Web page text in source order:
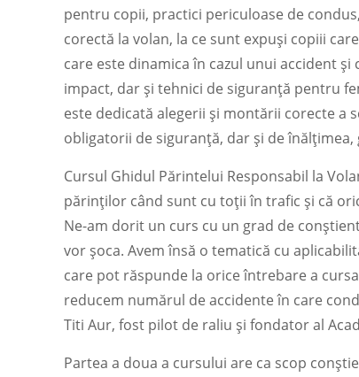
pentru copii, practici periculoase de
corectă la volan, la ce sunt expuși copiii
care este dinamica în cazul unui accident
impact, dar și tehnici de siguranță pentru
este dedicată alegerii și montării corecte a
obligatorii de siguranță, dar și de
Cursul Ghidul Părintelui Responsabil la
părinților când sunt cu toții în trafic și că
Ne-am dorit un curs cu un grad de
vor șoca. Avem însă o tematică cu
care pot răspunde la orice întrebare a
reducem numărul de accidente în care
Titi Aur, fost pilot de raliu și fondator al
Partea a doua a cursului are ca scop